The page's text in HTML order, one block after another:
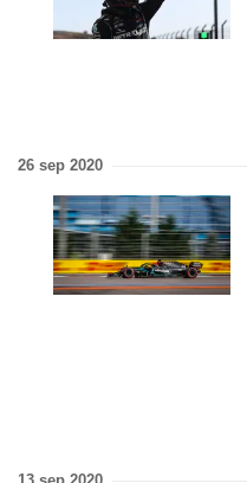
26 sep 2020